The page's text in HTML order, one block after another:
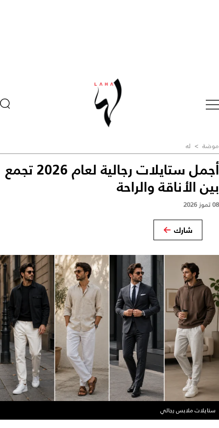
موضة > له
أجمل ستايلات رجالية لعام 2026 تجمع
بين الأناقة والراحة
08 تموز 2026
شارك
ستايلات ملابس رجالي